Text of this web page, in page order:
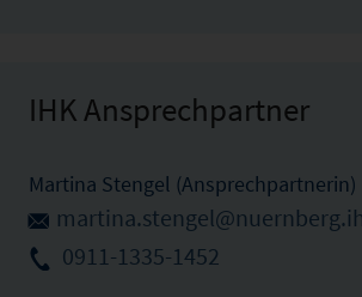
IHK Ansprechpartner
Martina Stengel (Ansprechpartnerin)
0911-1335-1452